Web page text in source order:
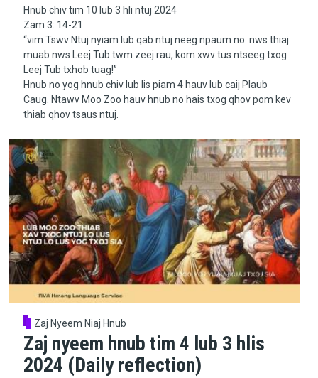
Hnub chiv tim 10 lub 3 hli ntuj 2024
Zam 3: 14-21
“vim Tswv Ntuj nyiam lub qab ntuj neeg npaum no: nws thiaj
muab nws Leej Tub twm zeej rau, kom xwv tus ntseeg txog
Leej Tub txhob tuag!”
Hnub no yog hnub chiv lub lis piam 4 hauv lub caij Plaub
Caug. Ntawv Moo Zoo hauv hnub no hais txog qhov pom kev
thiab qhov tsaus ntuj.
Zaj Nyeem Niaj Hnub
Zaj nyeem hnub tim 4 lub 3 hlis
2024 (Daily reflection)